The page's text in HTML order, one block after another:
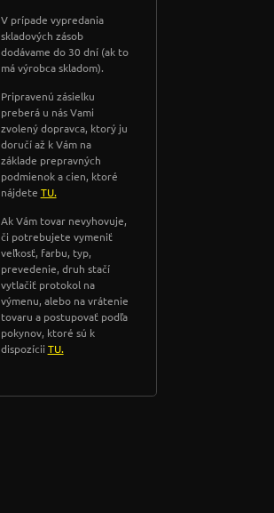
V prípade vypredania
skladových zásob
dodávame do 30 dní (ak to
má výrobca skladom).
Pripravenú zásielku
preberá u nás Vami
zvolený dopravca, ktorý ju
doručí až k Vám na
základe prepravných
podmienok a cien, ktoré
nájdete TU.
Ak Vám tovar nevyhovuje,
či potrebujete vymeniť
veľkosť, farbu, typ,
prevedenie, druh stačí
vytlačiť protokol na
výmenu, alebo na vrátenie
tovaru a postupovať podľa
pokynov, ktoré sú k
dispozícii TU.